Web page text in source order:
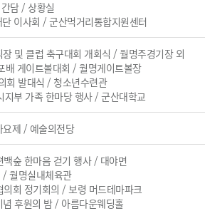
담 / 상황실
이사회 / 군산먹거리통합지원센터
및 클럽 축구대회 개회식 / 월명주경기장 외
배 게이트볼대회 / 월명게이트볼장
회 발대식 / 청소년수련관
부 가족 한마당 행사 / 군산대학교
제 / 예술의전당
숲 한마음 걷기 행사 / 대야면
월명실내체육관
회 정기회의 / 보령 머드테마파크
후원의 밤 / 아름다운웨딩홀